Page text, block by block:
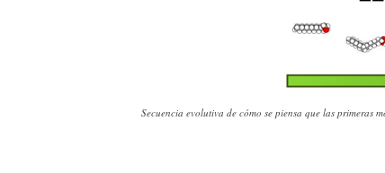
Secuencia evolutiva de cómo se piensa que las primeras